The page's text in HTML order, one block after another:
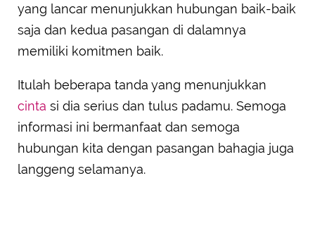
yang lancar menunjukkan hubungan baik-baik
saja dan kedua pasangan di dalamnya
memiliki komitmen baik.
Itulah beberapa tanda yang menunjukkan
cinta si dia serius dan tulus padamu. Semoga
informasi ini bermanfaat dan semoga
hubungan kita dengan pasangan bahagia juga
langgeng selamanya.